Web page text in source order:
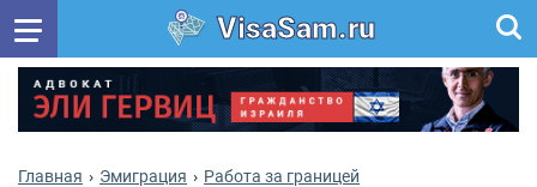
VisaSam.ru
Главная Эмиграция Работа за границей